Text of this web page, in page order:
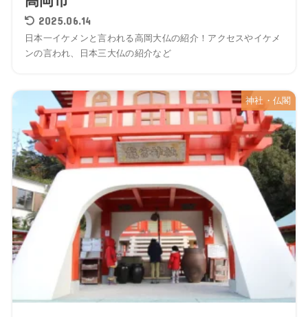
2025.06.14
日本一イケメンと言われる高岡大仏の紹介！アクセスやイケメ
ンの言われ、日本三大仏の紹介など
神社・仏閣